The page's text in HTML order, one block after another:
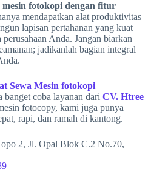
mesin fotokopi dengan fitur
mendapatkan alat produktivitas
lapisan pertahanan yang kuat
Anda. Jangan biarkan
jadikanlah bagian integral
Sewa Mesin fotokopi
banget coba layanan dari CV. Htree
fotocopy, kami juga punya
rapi, dan ramah di kantong.
2, Jl. Opal Blok C.2 No.70,